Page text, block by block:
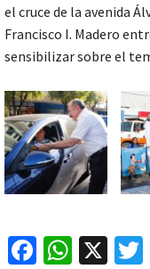
el cruce de la avenida
Francisco I. Madero
sensibilizar sobre el
Fa W X